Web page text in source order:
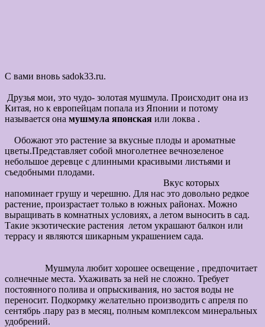
С вами вновь sadok33.ru.
Друзья мои, это чудо- золотая мушмула. Происходит она из
Китая, но к европейцам попала из Японии и потому
называется она мушмула японская или локва .
Обожают это растение за вкусные плоды и ароматные
цветы.Представляет собой многолетнее вечнозеленое
небольшое деревце с длинными красивыми листьями и
съедобными плодами.
Вкус которых
напоминает грушу и черешню. Для нас это довольно редкое
растение, произрастает только в южных районах. Можно
выращивать в комнатных условиях, а летом выносить в сад.
Такие экзотические растения летом украшают балкон или
террасу и являются шикарным украшением сада.
Мушмула любит хорошее освещение , предпочитает
солнечные места. Ухаживать за ней не сложно. Требует
постоянного полива и опрыскивания, но застоя воды не
переносит. Подкормку желательно производить с апреля по
сентябрь .пару раз в месяц, полным комплексом минеральных
удобрений.